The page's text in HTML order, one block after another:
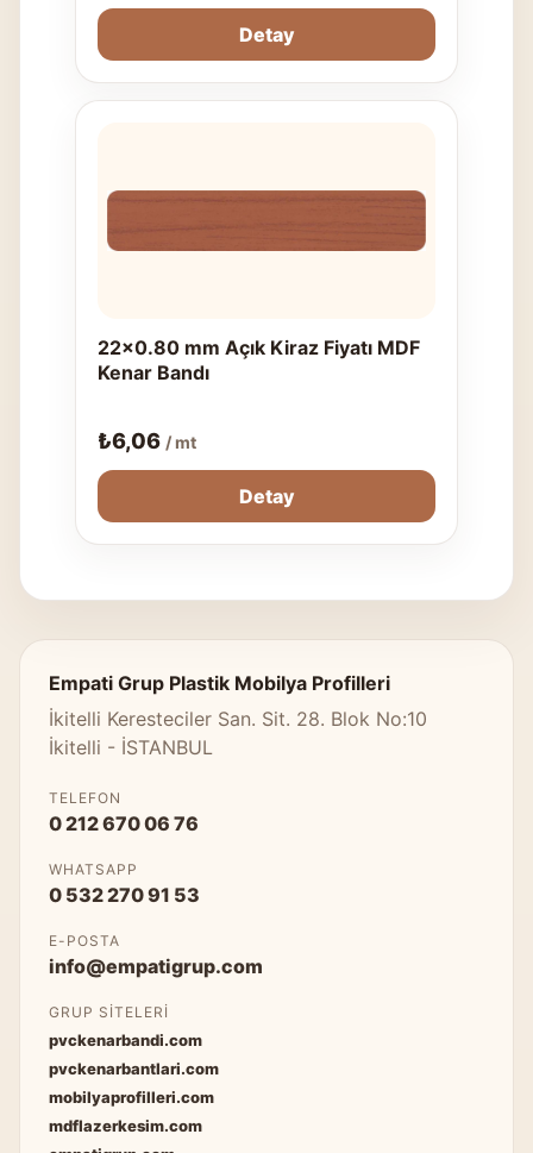
Detay
22x0.80 mm Açık Kiraz Fiyatı MDF
Kenar Bandı
₺6,06 / mt
Detay
Empati Grup Plastik Mobilya Profilleri
İkitelli Keresteciler San. Sit. 28. Blok No:10
İkitelli - İSTANBUL
TELEFON
0 212 670 06 76
WHATSAPP
0 532 270 91 53
E-POSTA
info@empatigrup.com
GRUP SITELERI
pvckenarbandi.com
pvckenarbantlari.com
mobilyaprofilleri.com
mdflazerkesim.com